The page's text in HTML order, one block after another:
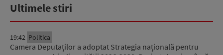
Ultimele stiri
19:42 Politica
Camera Deputaților a adoptat Strategia națională pentru